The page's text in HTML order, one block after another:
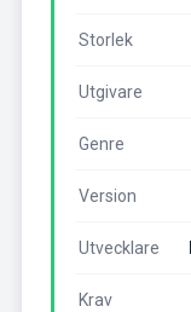
Storlek
Utgivare
Genre
Version
Utvecklare
Krav